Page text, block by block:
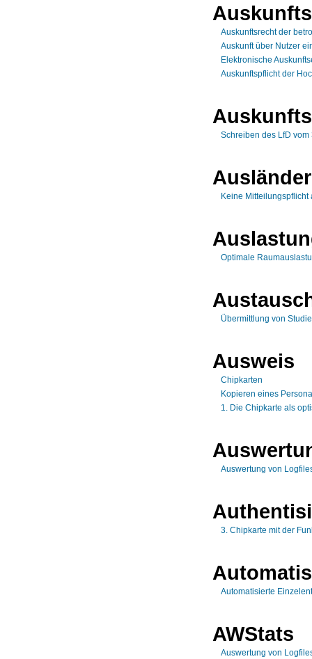
Auskunftsrecht der
Auskunft über Nutzer
Elektronische
Auskunftspflicht der
Schreiben des LfD vom
Keine
Optimale
Übermittlung von
Ausweis
Chipkarten
Kopieren eines
1. Die Chipkarte als
Auswertung von
3. Chipkarte mit der
Automatisierte
AWStats
Auswertung von